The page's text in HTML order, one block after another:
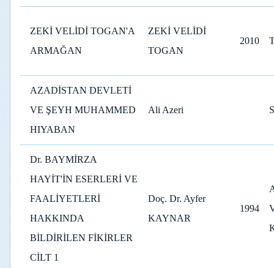
ZEKİ VELİDİ TOGAN'A
ARMAĞAN
ZEKİ VELİDİ
TOGAN
2010
AZADİSTAN DEVLETİ
VE ŞEYH MUHAMMED
HIYABAN
Ali Azeri
Dr. BAYMİRZA
HAYİT'İN ESERLERİ VE
FAALİYETLERİ
HAKKINDA
BİLDİRİLEN FİKİRLER
CİLT 1
Doç. Dr. Ayfer
KAYNAR
1994